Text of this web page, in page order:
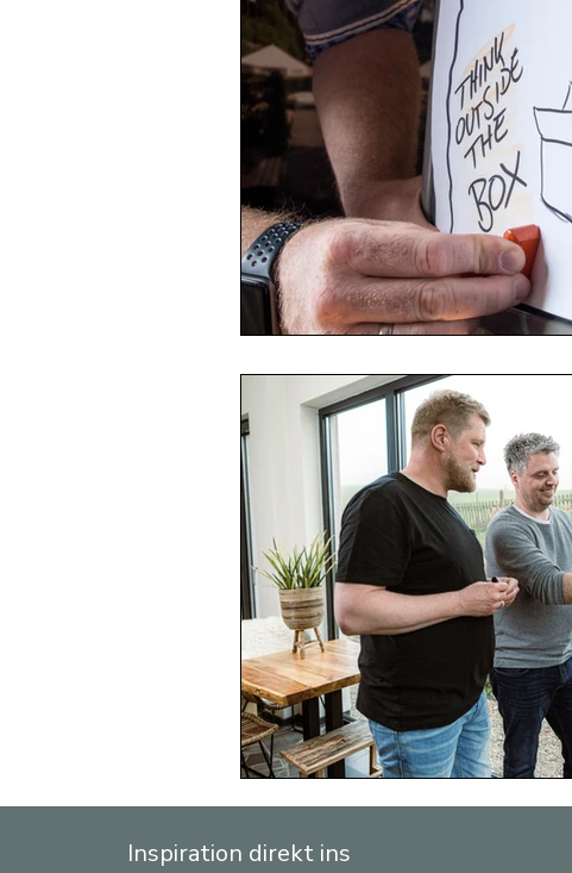
Inspiration direkt ins